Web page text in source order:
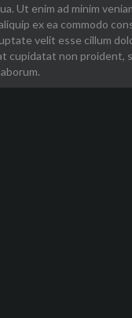
Ut enim ad minim
ex ea commodo
velit esse cillum
cupidatat non proident,